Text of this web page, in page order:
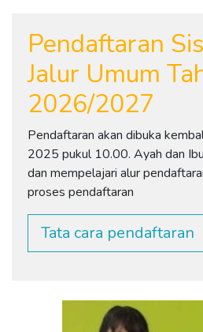
Pendaftaran
Jalur Umum
2026/2027
Pendaftaran akan dibuka
2025 pukul 10.00. Ayah dan
dan mempelajari alur
proses pendaftaran
Tata cara pendaftaran